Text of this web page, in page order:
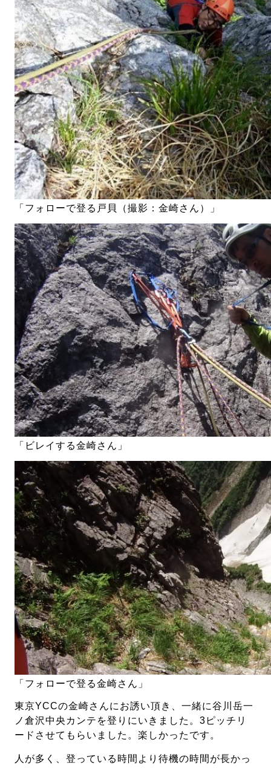
「フォローで登る戸貝（撮影：金崎さん）」
「ビレイする金崎さん」
「フォローで登る金崎さん」
東京YCCの金崎さんにお誘い頂き、一緒に谷川岳一
ノ倉沢中央カンテを登りにいきました。3ピッチリ
ードさせてもらいました。楽しかったです。
人が多く、登っている時間より待機の時間が長かっ